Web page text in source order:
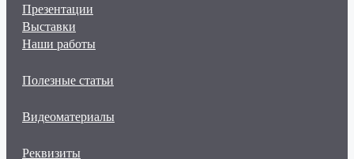
Презентации
Выставки
Наши работы
Полезные статьи
Видеоматериалы
Реквизиты